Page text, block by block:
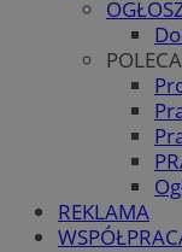
REKLAMA